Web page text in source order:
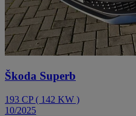
Škoda Superb
193 CP( 142 KW )
10/2025